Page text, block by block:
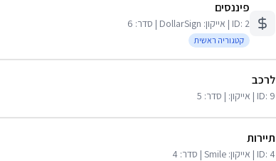
פיננסים
ID: 2 | אייקון: DollarSign | סדר: 6
קטגוריה ראשית
לרכב
ID: 9 | אייקון: | סדר: 5
תיירות
ID: 4 | אייקון: Smile | סדר: 4